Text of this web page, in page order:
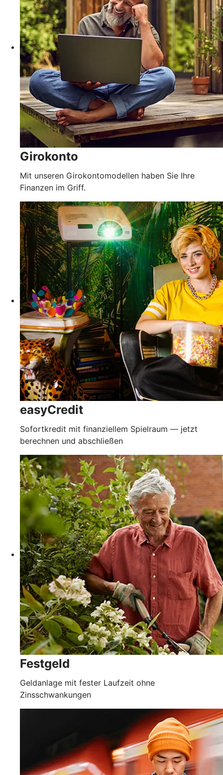
Girokonto
Mit unseren Girokontomodellen haben Sie Ihre
Finanzen im Griff.
easyCredit
Sofortkredit mit finanziellem Spielraum — jetzt
berechnen und abschließen
Festgeld
Geldanlage mit fester Laufzeit ohne
Zinsschwankungen